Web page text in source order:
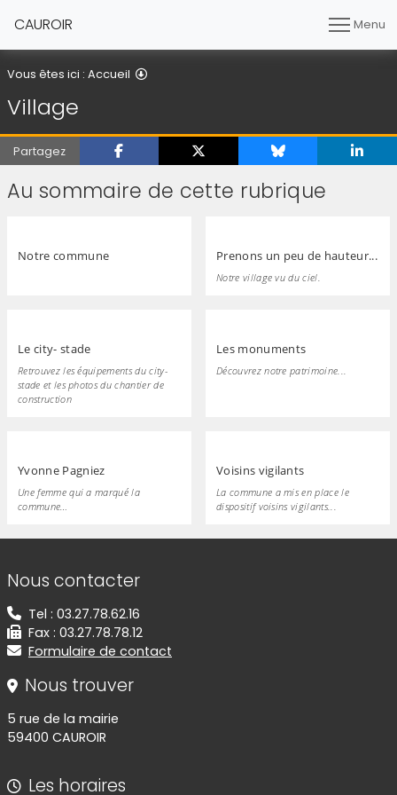
CAUROIR Menu
Vous êtes ici : Accueil
Village
Partagez
Au sommaire de cette rubrique
Notre commune Prenons un peu de hauteur...
Notre village vu du ciel.
Le city- stade
Retrouvez les équipements du city-
stade et les photos du chantier de
construction
Les monuments
Découvrez notre patrimoine...
Yvonne Pagniez
Une femme qui a marqué la
commune…
Voisins vigilants
La commune a mis en place le
dispositif voisins vigilants...
Informations de contact
Nous contacter
Tel : 03.27.78.62.16
Fax : 03.27.78.78.12
Formulaire de contact
Nous trouver
5 rue de la mairie
59400 CAUROIR
Les horaires